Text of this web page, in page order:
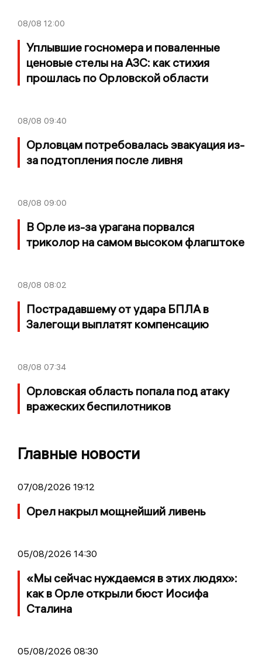
08/08 12:00
Уплывшие госномера и поваленные
ценовые стелы на АЗС: как стихия
прошлась по Орловской области
08/08 09:40
Орловцам потребовалась эвакуация из-
за подтопления после ливня
08/08 09:00
В Орле из-за урагана порвался
триколор на самом высоком флагштоке
08/08 08:02
Пострадавшему от удара БПЛА в
Залегощи выплатят компенсацию
08/08 07:34
Орловская область попала под атаку
вражеских беспилотников
Главные новости
07/08/2026 19:12
Орел накрыл мощнейший ливень
05/08/2026 14:30
«Мы сейчас нуждаемся в этих людях»:
как в Орле открыли бюст Иосифа
Сталина
05/08/2026 08:30